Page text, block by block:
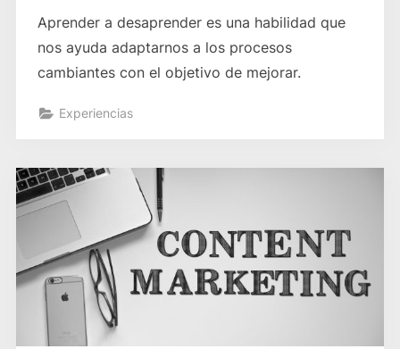
Aprender a desaprender es una habilidad que
nos ayuda adaptarnos a los procesos
cambiantes con el objetivo de mejorar.
Experiencias